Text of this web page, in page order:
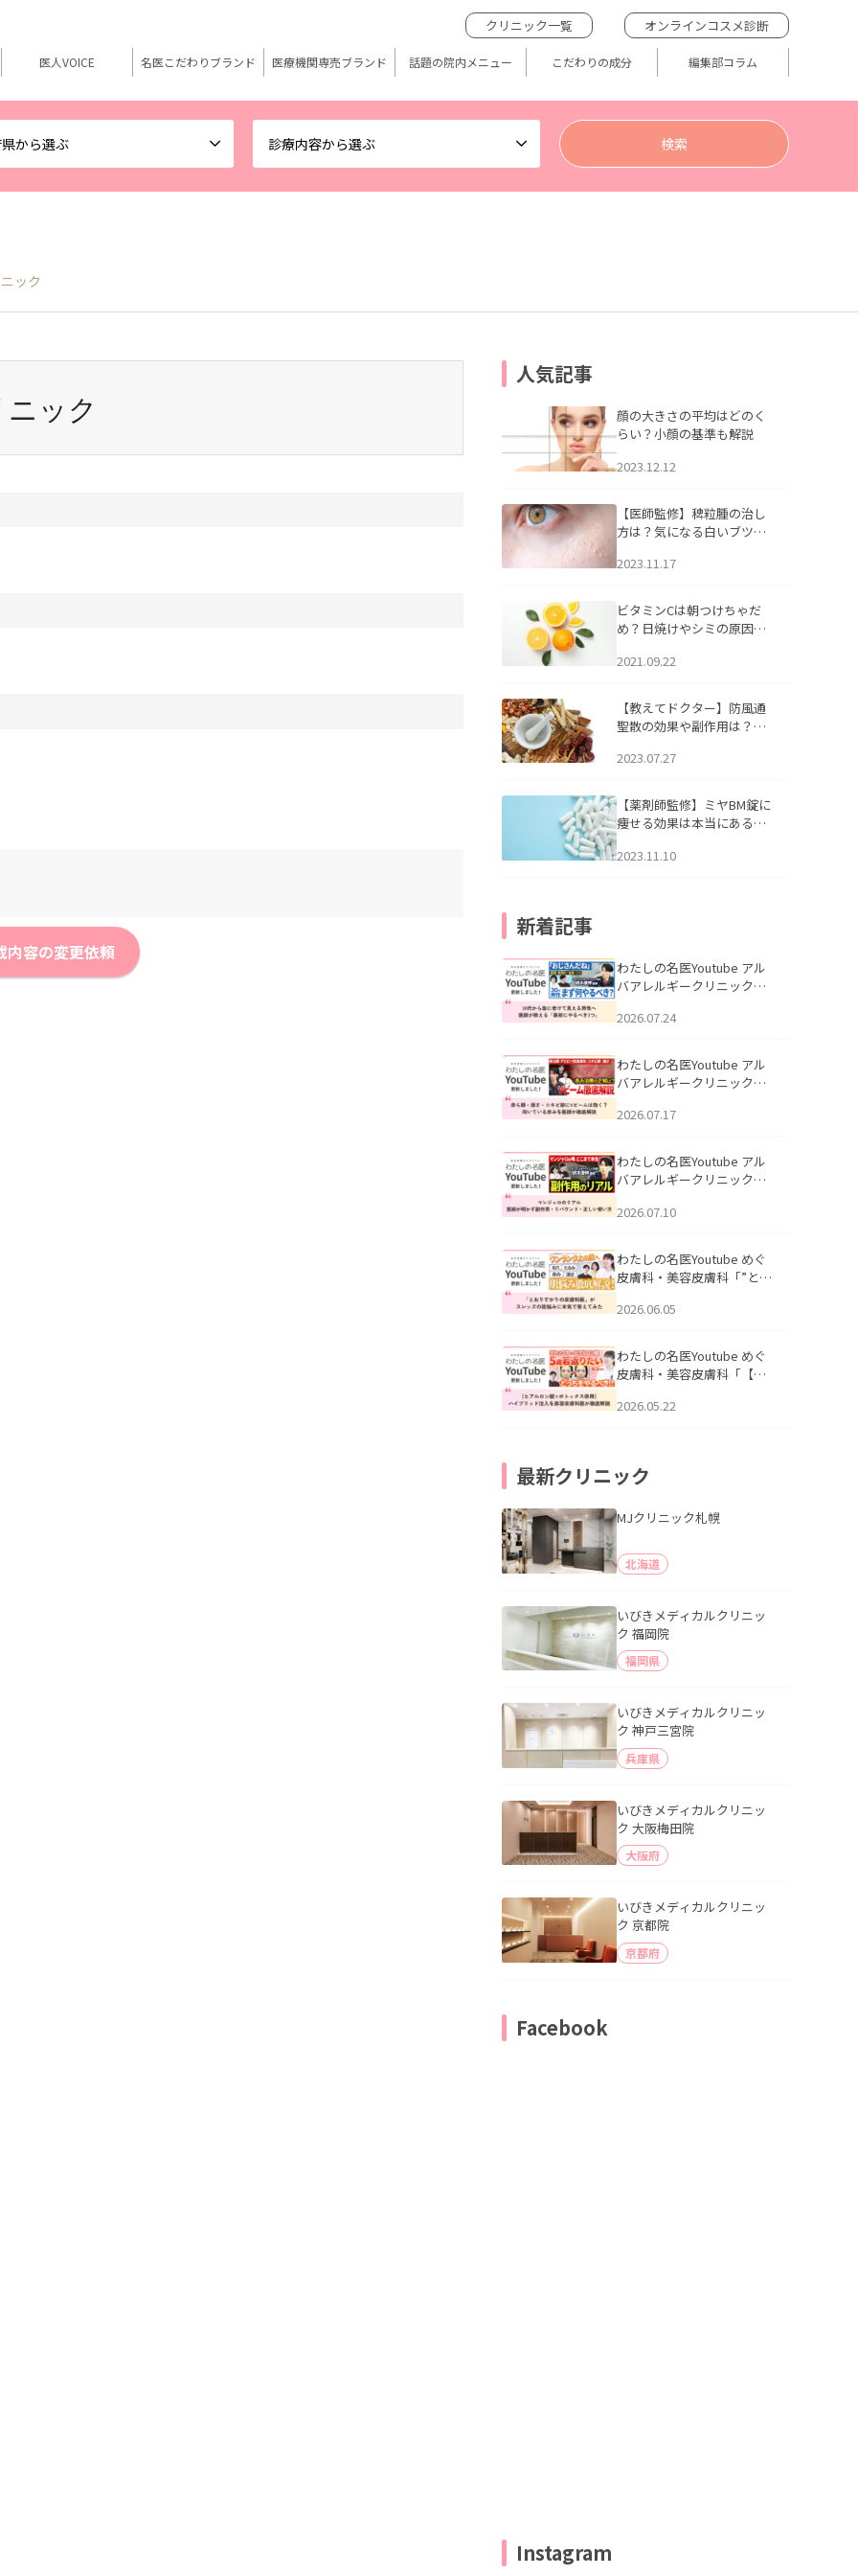
から選ぶ 診療内容から選ぶ
クリニック一覧 オンラインコスメ診断
医人VOICE 名医こだわりブランド 医療機関専売ブランド 話題の院内メニュー こだわりの成分 編集部コラム
ック
ック
内容の変更依頼
人気記事
顔の大きさの平均はどのく
らい？小顔の基準も解説
2023.12.12
【医師監修】稗粒腫の治し
方は？気になる白いブツブ
アについて
2023.11.17
ビタミンCは朝つけちゃだ
め？日焼けやシミの原因に
2021.09.22
【教えてドクター】防風通
聖散の効果や副作用は？長
2023.07.27
【薬剤師監修】ミヤBM錠に
痩せる効果は本当にある
2023.11.10
新着記事
わたしの名医Youtube アル
バアレルギークリニック札
える男性へ｜医師が教える
公開いたしました。
2026.07.24
わたしの名医Youtube アル
バアレルギークリニック札
跡にVビームは効く？向いて
説」を公開いたしました。
2026.07.17
わたしの名医Youtube アル
バアレルギークリニック札
医師が明かす副作用・リバ
公開いたしました。
2026.07.10
わたしの名医Youtube めぐ
皮膚科・美容皮膚科「”とお
ッズの肌悩みに本気で答え
た。
2026.06.05
わたしの名医Youtube めぐ
皮膚科・美容皮膚科「【ヒ
用】ハイブリッド注入を美
2026.05.22
最新クリニック
MJクリニック札幌
北海道
いびきメディカルクリニッ
ク 福岡院
福岡県
いびきメディカルクリニッ
ク 神戸三宮院
兵庫県
いびきメディカルクリニッ
ク 大阪梅田院
大阪府
いびきメディカルクリニッ
ク 京都院
京都府
Facebook
Instagram